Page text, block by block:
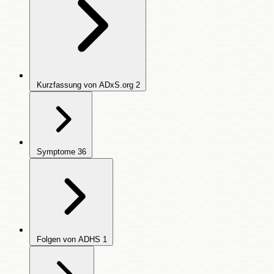
Kurzfassung von ADxS.org 2
Symptome 36
Folgen von ADHS 1